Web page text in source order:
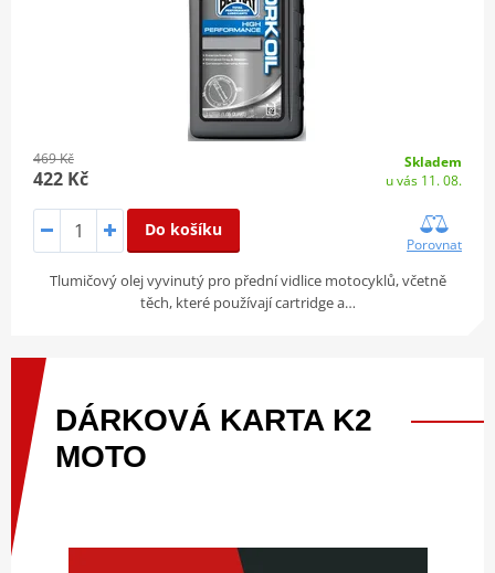
469 Kč
422 Kč
Skladem
u vás 11. 08.
Do košíku
Porovnat
Tlumičový olej vyvinutý pro přední vidlice motocyklů, včetně
těch, které používají cartridge a…
DÁRKOVÁ KARTA K2
MOTO